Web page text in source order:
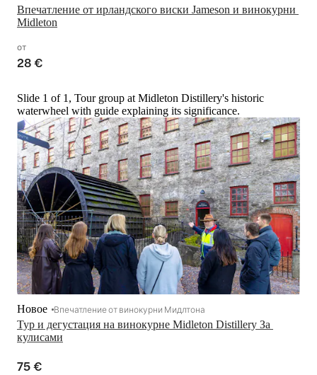
Впечатление от ирландского виски Jameson и винокурни
Midleton
от
28 €
Slide 1 of 1, Tour group at Midleton Distillery's historic
waterwheel with guide explaining its significance.
Тур и дегустация на винокурне Midleton Distillery За
кулисами
Новое Впечатление от винокурни Мидлтона
75 €